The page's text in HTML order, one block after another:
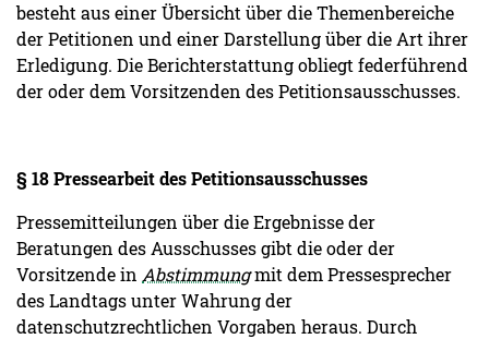
besteht aus einer Übersicht über die Themenbereiche
der Petitionen und einer Darstellung über die Art ihrer
Erledigung. Die Berichterstattung obliegt federführend
der oder dem Vorsitzenden des Petitionsausschusses.
§ 18 Pressearbeit des Petitionsausschusses
Pressemitteilungen über die Ergebnisse der
Beratungen des Ausschusses gibt die oder der
Vorsitzende in Abstimmungmit dem Pressesprecher
des Landtags unter Wahrung der
datenschutzrechtlichen Vorgaben heraus. Durch